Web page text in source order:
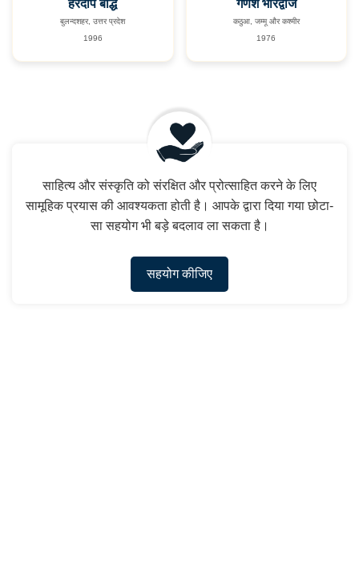
हरदीप बौद्ध
बुलन्दशहर, उत्तर प्रदेश
1996
गणेश भारद्वाज
कठुआ, जम्मू और कश्मीर
1976
साहित्य और संस्कृति को संरक्षित और प्रोत्साहित करने के लिए
सामूहिक प्रयास की आवश्यकता होती है। आपके द्वारा दिया गया छोटा-
सा सहयोग भी बड़े बदलाव ला सकता है।
सहयोग कीजिए